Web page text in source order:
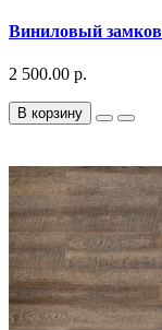
Виниловый
2 500.00 р.
В корзину